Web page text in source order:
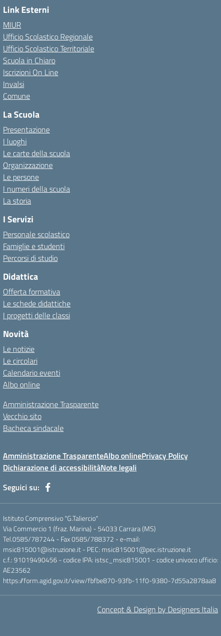
Link Esterni
MIUR
Ufficio Scolastico Regionale
Ufficio Scolastico Territoriale
Scuola in Chiaro
Iscrizioni On Line
Invalsi
Comune
La Scuola
Presentazione
I luoghi
Le carte della scuola
Organizzazione
Le persone
I numeri della scuola
La storia
I Servizi
Personale scolastico
Famiglie e studenti
Percorsi di studio
Didattica
Offerta formativa
Le schede didattiche
I progetti delle classi
Novità
Le notizie
Le circolari
Calendario eventi
Albo online
Amministrazione Trasparente
Vecchio sito
Bacheca sindacale
Amministrazione TrasparenteAlbo onlinePrivacy Policy
Dichiarazione di accessibilitàNote legali
Seguici su:
Istituto Comprensivo "G.Taliercio"
Via Commercio 1 (fraz. Marina) - 54033 Carrara (MS)
Tel.0585/787244 - Fax 0585/788372 - e-mail:
msic815001@istruzione.it - PEC: msic815001@pec.istruzione.it
c.f.: 91019490456 - codice IPA: istsc_msic815001 - codice univoco ufficio:
AE23562
https://form.agid.gov.it/view/fbfbe870-93fb-11f0-9380-7d55a2878aa8
Concept & Design by Designers Italia